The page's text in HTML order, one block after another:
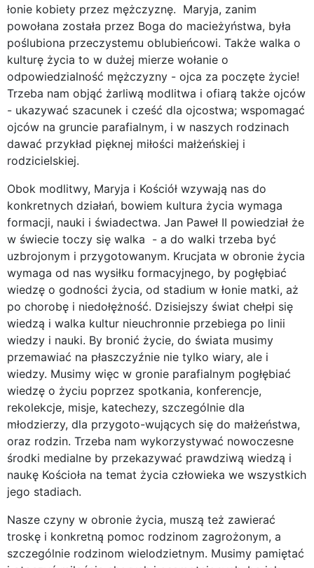
łonie kobiety przez mężczyznę. Maryja, zanim
powołana została przez Boga do macieżyństwa, była
poślubiona przeczystemu oblubieńcowi. Także walka o
kulturę życia to w dużej mierze wołanie o
odpowiedzialność mężczyzny - ojca za poczęte życie!
Trzeba nam objąć żarliwą modlitwa i ofiarą także ojców
- ukazywać szacunek i cześć dla ojcostwa; wspomagać
ojców na gruncie parafialnym, i w naszych rodzinach
dawać przykład pięknej miłości małżeńskiej i
rodzicielskiej.
Obok modlitwy, Maryja i Kościół wzywają nas do
konkretnych działań, bowiem kultura życia wymaga
formacji, nauki i świadectwa. Jan Paweł II powiedział że
w świecie toczy się walka - a do walki trzeba być
uzbrojonym i przygotowanym. Krucjata w obronie życia
wymaga od nas wysiłku formacyjnego, by pogłębiać
wiedzę o godności życia, od stadium w łonie matki, aż
po chorobę i niedołężność. Dzisiejszy świat chełpi się
wiedzą i walka kultur nieuchronnie przebiega po linii
wiedzy i nauki. By bronić życie, do świata musimy
przemawiać na płaszczyźnie nie tylko wiary, ale i
wiedzy. Musimy więc w gronie parafialnym pogłębiać
wiedzę o życiu poprzez spotkania, konferencje,
rekolekcje, misje, katechezy, szczególnie dla
młodzierzy, dla przygoto-wujących się do małżeństwa,
oraz rodzin. Trzeba nam wykorzystywać nowoczesne
środki medialne by przekazywać prawdziwą wiedzą i
naukę Kościoła na temat życia człowieka we wszystkich
jego stadiach.
Nasze czyny w obronie życia, muszą też zawierać
troskę i konkretną pomoc rodzinom zagrożonym, a
szczególnie rodzinom wielodzietnym. Musimy pamiętać